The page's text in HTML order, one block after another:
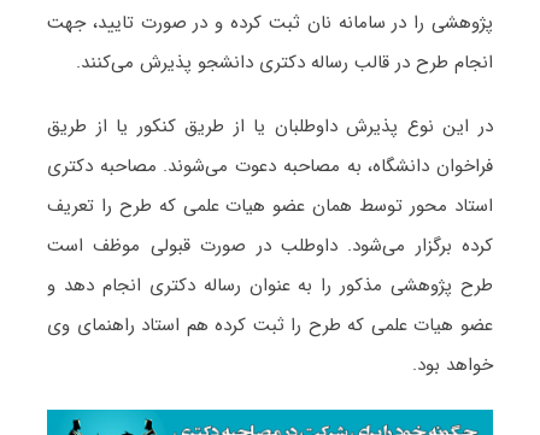
پژوهشی را در سامانه نان ثبت کرده و در صورت تایید، جهت
انجام طرح در قالب رساله دکتری دانشجو پذیرش می‌کنند.
در این نوع پذیرش داوطلبان یا از طریق کنکور یا از طریق
فراخوان دانشگاه، به مصاحبه دعوت می‌شوند. مصاحبه دکتری
استاد محور توسط همان عضو هیات علمی که طرح را تعریف
کرده برگزار می‌شود. داوطلب در صورت قبولی موظف است
طرح پژوهشی مذکور را به عنوان رساله دکتری انجام دهد و
عضو هیات علمی که طرح را ثبت کرده هم استاد راهنمای وی
خواهد بود.